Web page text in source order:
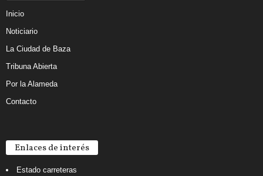
Inicio
Noticiario
La Ciudad de Baza
Tribuna Abierta
Por la Alameda
Contacto
Enlaces de interés
Estado carreteras